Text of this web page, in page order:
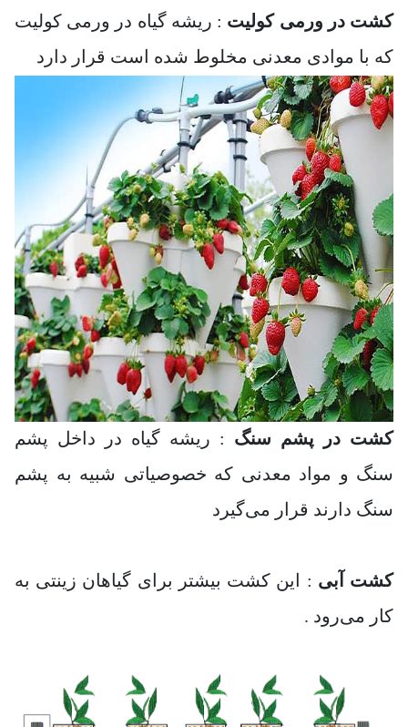
کشت در ورمی کولیت : ریشه گیاه در ورمی کولیت
که با موادی معدنی مخلوط شده است قرار دارد
کشت در پشم سنگ : ریشه گیاه در داخل پشم
سنگ و مواد معدنی که خصوصیاتی شبیه به پشم
سنگ دارند قرار می‌گیرد
کشت آبی : این کشت بیشتر برای گیاهان زینتی به
کار می‌رود .